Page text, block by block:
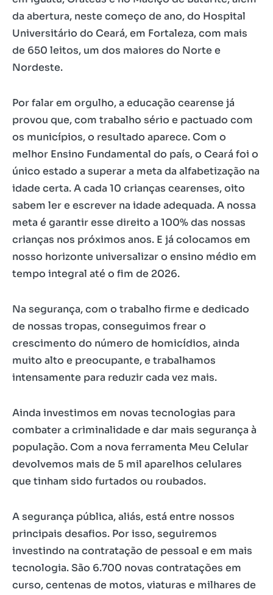
da abertura, neste começo de ano, do Hospital
Universitário do Ceará, em Fortaleza, com mais
de 650 leitos, um dos maiores do Norte e
Nordeste.
Por falar em orgulho, a educação cearense já
provou que, com trabalho sério e pactuado com
os municípios, o resultado aparece. Com o
melhor Ensino Fundamental do país, o Ceará foi o
único estado a superar a meta da alfabetização na
idade certa. A cada 10 crianças cearenses, oito
sabem ler e escrever na idade adequada. A nossa
meta é garantir esse direito a 100% das nossas
crianças nos próximos anos. E já colocamos em
nosso horizonte universalizar o ensino médio em
tempo integral até o fim de 2026.
Na segurança, com o trabalho firme e dedicado
de nossas tropas, conseguimos frear o
crescimento do número de homicídios, ainda
muito alto e preocupante, e trabalhamos
intensamente para reduzir cada vez mais.
Ainda investimos em novas tecnologias para
combater a criminalidade e dar mais segurança à
população. Com a nova ferramenta Meu Celular
devolvemos mais de 5 mil aparelhos celulares
que tinham sido furtados ou roubados.
A segurança pública, aliás, está entre nossos
principais desafios. Por isso, seguiremos
investindo na contratação de pessoal e em mais
tecnologia. São 6.700 novas contratações em
curso, centenas de motos, viaturas e milhares de